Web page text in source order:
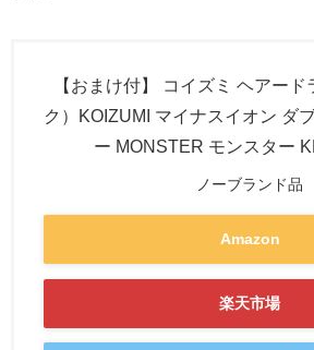
【おまけ付】 コイズミ ヘアー
ク）KOIZUMI マイナスイオン ダ
ー MONSTER モンスター
ノーブランド品
Amazon
楽天市場